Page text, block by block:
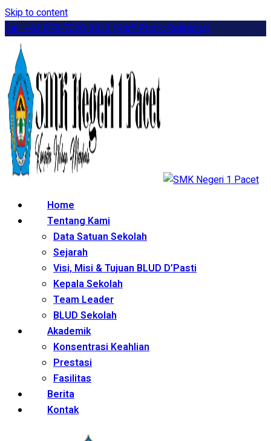
Skip to content
Call: +62 878-7030-3913 (Staff Public Relations)
Home
Tentang Kami
Data Satuan Sekolah
Sejarah
Visi, Misi & Tujuan BLUD D’Pasti
Kepala Sekolah
Team Leader
BLUD Sekolah
Akademik
Konsentrasi Keahlian
Prestasi
Fasilitas
Berita
Kontak